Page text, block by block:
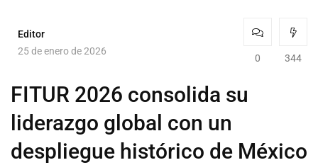
Editor
25 de enero de 2026
0 344
FITUR 2026 consolida su
liderazgo global con un
despliegue histórico de México